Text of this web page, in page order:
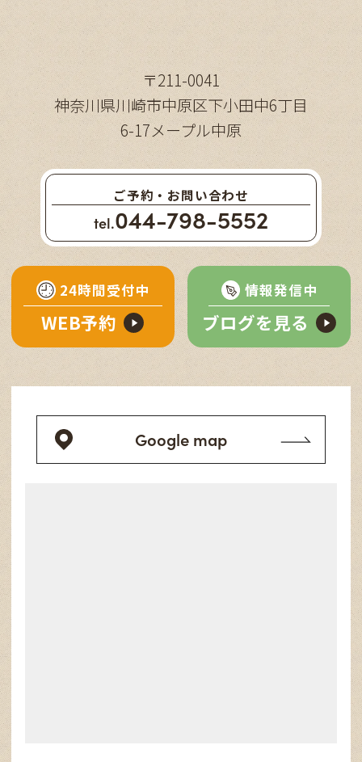
〒211-0041
神奈川県川崎市中原区下小田中6丁目
6-17メープル中原
ご予約・お問い合わせ
tel.044-798-5552
24時間受付中
WEB予約
情報発信中
ブログを見る
Google map